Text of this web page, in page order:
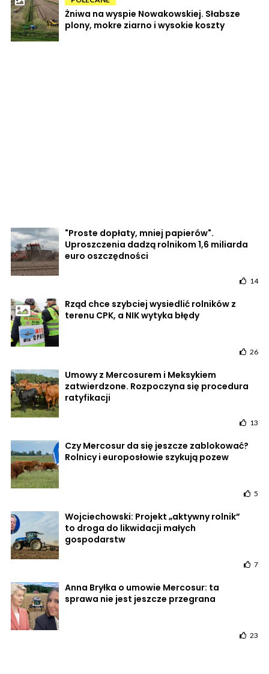
Żniwa na wyspie Nowakowskiej. Słabsze
plony, mokre ziarno i wysokie koszty
"Proste dopłaty, mniej papierów".
Uproszczenia dadzą rolnikom 1,6 miliarda
euro oszczędności
14
Rząd chce szybciej wysiedlić rolników z
terenu CPK, a NIK wytyka błędy
26
Umowy z Mercosurem i Meksykiem
zatwierdzone. Rozpoczyna się procedura
ratyfikacji
13
Czy Mercosur da się jeszcze zablokować?
Rolnicy i europosłowie szykują pozew
5
Wojciechowski: Projekt „aktywny rolnik”
to droga do likwidacji małych
gospodarstw
7
Anna Bryłka o umowie Mercosur: ta
sprawa nie jest jeszcze przegrana
23